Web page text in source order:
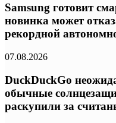
Samsung готовит
новинка может
рекордной
07.08.2026
DuckDuckGo
обычные
раскупили за